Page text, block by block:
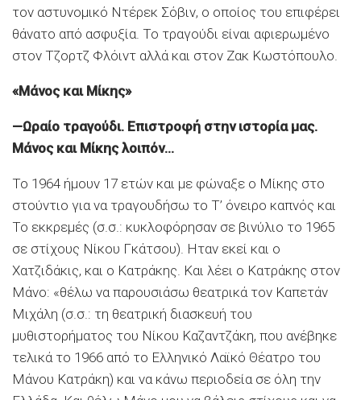
τον αστυνομικό Ντέρεκ Σόβιν, ο οποίος του επιφέρει
θάνατο από ασφυξία. Το τραγούδι είναι αφιερωμένο
στον Τζορτζ Φλόιντ αλλά και στον Ζακ Κωστόπουλο.
«Μάνος και Μίκης»
—Ωραίο τραγούδι. Επιστροφή στην ιστορία μας.
Μάνος και Μίκης λοιπόν…
Το 1964 ήμουν 17 ετών και με φώναξε ο Μίκης στο
στούντιο για να τραγουδήσω το Τ’ όνειρο καπνός και
Το εκκρεμές (σ.σ.: κυκλοφόρησαν σε βινύλιο το 1965
σε στίχους Νίκου Γκάτσου). Ηταν εκεί και ο
Χατζιδάκις, και ο Κατράκης. Και λέει ο Κατράκης στον
Μάνο: «θέλω να παρουσιάσω θεατρικά τον Καπετάν
Μιχάλη (σ.σ.: τη θεατρική διασκευή του
μυθιστορήματος του Νίκου Καζαντζάκη, που ανέβηκε
τελικά το 1966 από το Ελληνικό Λαϊκό Θέατρο του
Μάνου Κατράκη) και να κάνω περιοδεία σε όλη την